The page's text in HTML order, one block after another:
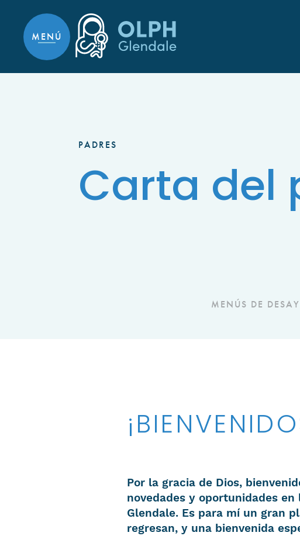
MENÚ
PADRES
Carta del
MENÚS DE
Por la gracia de Dios,
novedades y oportunidades
Glendale. Es para mí un gran
regresan, y una bienvenida